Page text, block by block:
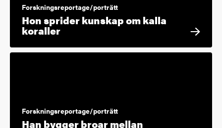
Forskningsreportage/porträtt
Hon sprider kunskap om kalla
koraller
Forskningsreportage/porträtt
Han bygger broar mellan